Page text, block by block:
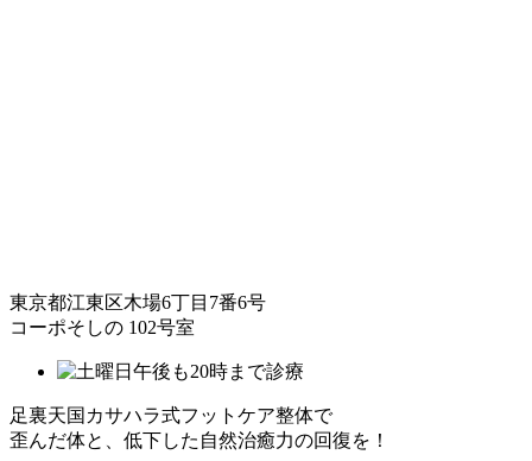
東京都江東区木場6丁目7番6号
コーポそしの 102号室
足裏天国カサハラ式フットケア整体で
歪んだ体と、低下した自然治癒力の回復を！